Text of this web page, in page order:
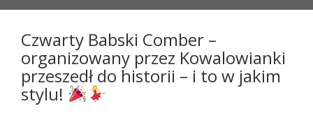
Czwarty Babski Comber –
organizowany przez Kowalowianki
przeszedł do historii – i to w jakim
stylu!